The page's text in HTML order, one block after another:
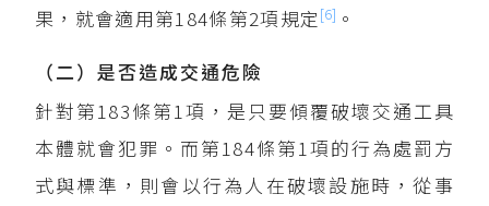
果，就會適用第184條第2項規定 [6] 。
（二）是否造成交通危險
針對第183條第1項，是只要傾覆破壞交通工具
本體就會犯罪。而第184條第1項的行為處罰方
式與標準，則會以行為人在破壞設施時，從事